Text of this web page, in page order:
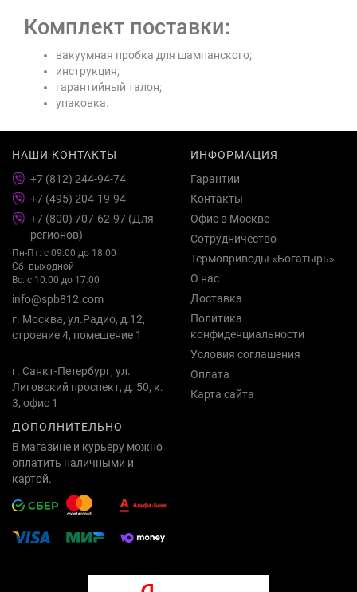
Комплект поставки:
вакуумная пробка для шампанского;
инструкция;
гарантийный талон;
упаковка.
НАШИ КОНТАКТЫ
+7 (812) 244-94-74
+7 (495) 204-19-94
+7 (800) 707-62-97 (Для
регионов)
Пн-Пт: с 09:00 до 18:00
Сб: выходной
Вс: с 10:00 до 17:00
info@spb812.com
г. Москва, ул.Радио, д.12,
строение 4, помещение 1
г. Санкт-Петербург, ул.
Лиговский проспект, д. 50, к.
3, офис 1
ИНФОРМАЦИЯ
Гарантии
Контакты
Офис в Москве
Сотрудничество
Термоприводы «Богатырь»
О нас
Доставка
Политика
конфиденциальности
Условия соглашения
Оплата
Карта сайта
ДОПОЛНИТЕЛЬНО
В магазине и курьеру можно
оплатить наличными и
картой.